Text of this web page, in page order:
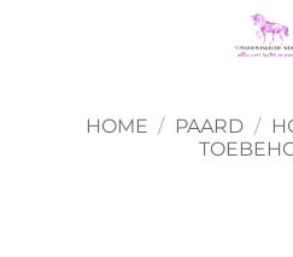
HOME / PAARD /